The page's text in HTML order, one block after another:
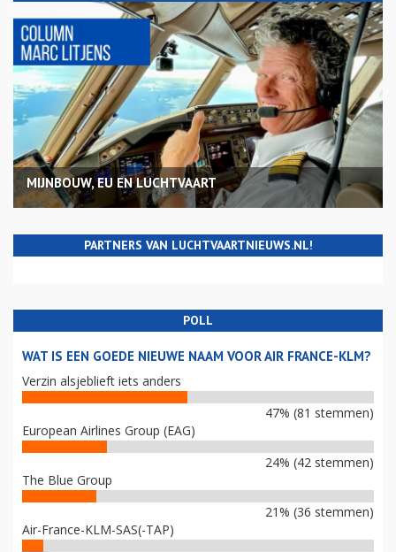
MIJNBOUW, EU EN LUCHTVAART
PARTNERS VAN LUCHTVAARTNIEUWS.NL!
POLL
WAT IS EEN GOEDE NIEUWE NAAM VOOR AIR FRANCE-KLM?
Verzin alsjeblieft iets anders
47% (81 stemmen)
European Airlines Group (EAG)
24% (42 stemmen)
The Blue Group
21% (36 stemmen)
Air-France-KLM-SAS(-TAP)